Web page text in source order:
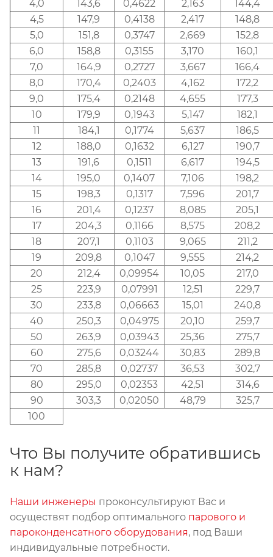
4,0 143,6 0,4622 2,163
144,4
4,5
147,9 0,4138 2,417
148,8
5,0
151,8 0,3747 2,669
152,8
6,0
158,8 0,3155 3,170
160,1
7,0
164,9 0,2727 3,667
166,4
8,0
170,4 0,2403 4,162
172,2
9,0
175,4 0,2148 4,655
177,3
10
179,9 0,1943 5,147
182,1
11
184,1 0,1774 5,637
186,5
12
188,0 0,1632 6,127
190,7
13
191,6 0,1511 6,617
194,5
14
195,0 0,1407 7,106
198,2
15
198,3 0,1317 7,596
201,7
16
201,4 0,1237 8,085
205,1
17
204,3 0,1166 8,575
208,2
18
207,1 0,1103 9,065
211,2
19
209,8 0,1047 9,555
214,2
20
212,4 0,09954 10,05
217,0
25
223,9 0,07991 12,51
229,7
30
233,8 0,06663 15,01
240,8
40
250,3 0,04975 20,10
259,7
50
263,9 0,03943 25,36
275,7
60
275,6 0,03244 30,83
289,8
70
285,8 0,02737 36,53
302,7
80
295,0 0,02353 42,51
314,6
90
303,3 0,02050 48,79
325,7
100
Что Вы получите обратившись
к нам?
Наши инженеры проконсультируют Вас и
осуществят подбор оптимального парового и
пароконденсатного оборудования, под Ваши
индивидуальные потребности.